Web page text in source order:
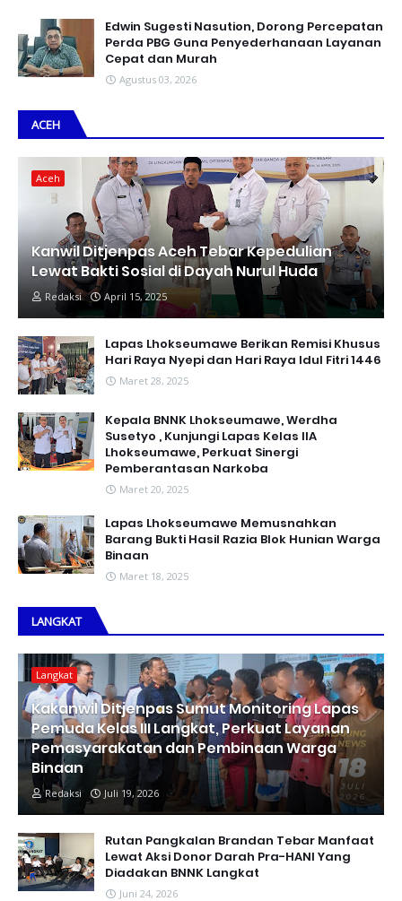
Edwin Sugesti Nasution, Dorong Percepatan
Perda PBG Guna Penyederhanaan Layanan
Cepat dan Murah
Agustus 03, 2026
ACEH
Aceh
Kanwil Ditjenpas Aceh Tebar Kepedulian
Lewat Bakti Sosial di Dayah Nurul Huda
Redaksi April 15, 2025
Lapas Lhokseumawe Berikan Remisi Khusus
Hari Raya Nyepi dan Hari Raya Idul Fitri 1446
Maret 28, 2025
Kepala BNNK Lhokseumawe, Werdha
Susetyo , Kunjungi Lapas Kelas IIA
Lhokseumawe, Perkuat Sinergi
Pemberantasan Narkoba
Maret 20, 2025
Lapas Lhokseumawe Memusnahkan
Barang Bukti Hasil Razia Blok Hunian Warga
Binaan
Maret 18, 2025
LANGKAT
Langkat
Kakanwil Ditjenpas Sumut Monitoring Lapas
Pemuda Kelas III Langkat, Perkuat Layanan
Pemasyarakatan dan Pembinaan Warga
Binaan
Redaksi Juli 19, 2026
Rutan Pangkalan Brandan Tebar Manfaat
Lewat Aksi Donor Darah Pra-HANI Yang
Diadakan BNNK Langkat
Juni 24, 2026